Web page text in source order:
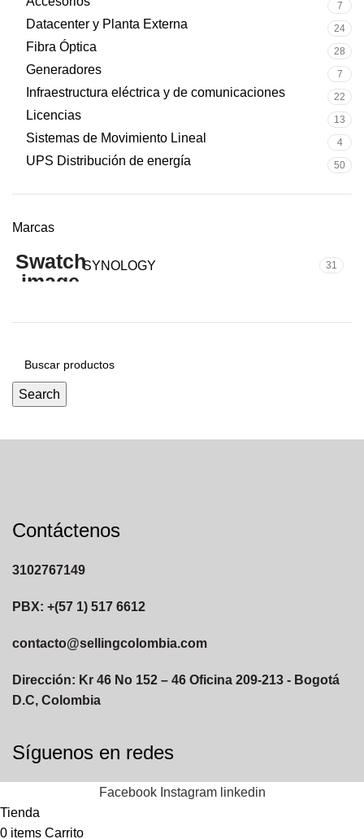
7
Datacenter y Planta Externa 24
Fibra Óptica 28
Generadores 7
Infraestructura eléctrica y de comunicaciones 22
Licencias 13
Sistemas de Movimiento Lineal 4
UPS Distribución de energía 50
Marcas
SYNOLOGY 31
Search
Contáctenos
3102767149
PBX: +(57 1) 517 6612
contacto@sellingcolombia.com
Dirección: Kr 46 No 152 – 46 Oficina 209-213 - Bogotá
D.C, Colombia
Síguenos en redes
Facebook Instagram linkedin
Tienda
0 items Carrito